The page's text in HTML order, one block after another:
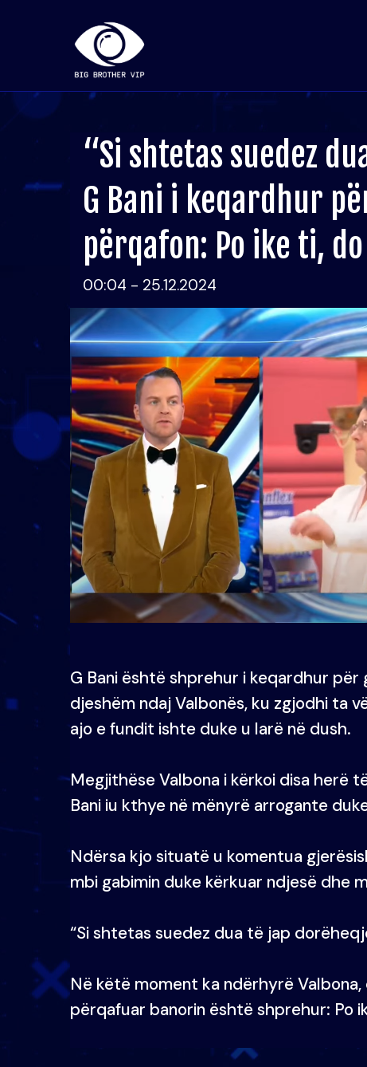
“Si shtetas suedez
G Bani i keqardhur
përqafon: Po ike ti,
00:04 - 25.12.2024
G Bani është shprehur i keqardhur
djeshëm ndaj Valbonës, ku zgjodhi ta
ajo e fundit ishte duke u larë në dush.
Megjithëse Valbona i kërkoi disa herë
Bani iu kthye në mënyrë arrogante
Ndërsa kjo situatë u komentua
mbi gabimin duke kërkuar ndjesë dhe
“Si shtetas suedez dua të jap
Në këtë moment ka ndërhyrë
përqafuar banorin është shprehur: Po